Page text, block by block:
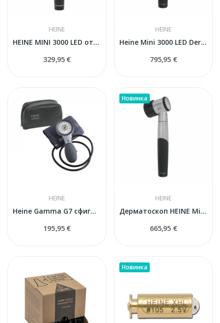
HEINE
HEINE MINI 3000 LED отоскоп D-008.70.110 черный
329,95 €
HEINE
Heine Mini 3000 LED Dermatoskops
795,95 €
HEINE
Heine Gamma G7 сфигмоманометр
195,95 €
Новинка
HEINE
Дерматоскоп HEINE Mini 3000 LED (D-008.78.107)
665,95 €
Новинка